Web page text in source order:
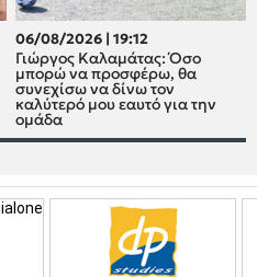
06/08/2026 | 19:12
Γιώργος Καλαμάτας: Όσο
μπορώ να προσφέρω, θα
συνεχίσω να δίνω τον
καλύτερό μου εαυτό για την
ομάδα